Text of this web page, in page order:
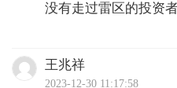
没有走过雷区的投资
王兆祥
2023-12-30 11:17:58